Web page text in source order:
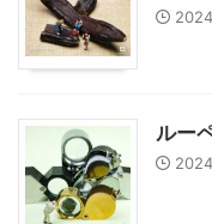
ルー